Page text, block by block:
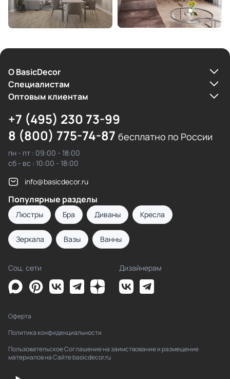
О BasicDecor
Cпециалистам
Оптовым клиентам
+7 (495) 230 73-99
8 (800) 775-74-87 бесплатно по России
пн - пт : 09:00 - 18:00
сб - вс : 10:00 - 18:00
info@basicdecor.ru
Популярные разделы
Люстры Бра Диваны Кресла
Зеркала Вазы Ванны
Соц. сети Дизайнерам
Оферта
Политика конфиденциальности
Пользовательское Соглашение на заимствование и размещение
материалов на Сайте basicdecor.ru